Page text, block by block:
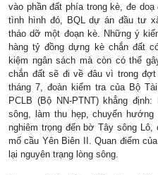
vào phần đất phía trong kè, đe
tình hình đó, BQL dự án đầu tư
tháo dỡ một đoạn kè. Những ý
hàng tỷ đồng dựng kè chắn đất
kiệm ngân sách mà còn có thể
chắn đất sẽ đi về đâu vì trong
tháng 7, đoàn kiểm tra của Bộ
PCLB (Bộ NN-PTNT) khẳng
sông, làm thu hẹp, chuyển
nghiêm trọng đến bờ Tây sông
mố cầu Yên Biên II. Quan điểm
lại nguyên trạng lòng sông.